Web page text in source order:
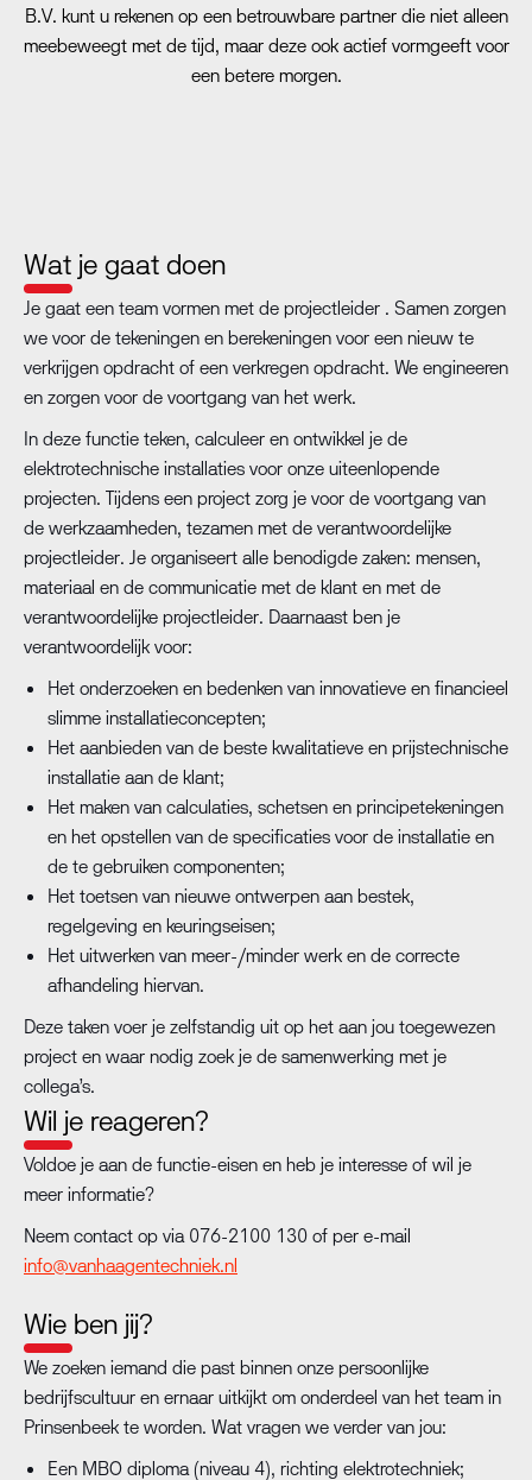
B.V. kunt u rekenen op een betrouwbare partner die niet alleen
meebeweegt met de tijd, maar deze ook actief vormgeeft voor
een betere morgen.
Wat je gaat doen
Je gaat een team vormen met de projectleider . Samen zorgen
we voor de tekeningen en berekeningen voor een nieuw te
verkrijgen opdracht of een verkregen opdracht. We engineeren
en zorgen voor de voortgang van het werk.
In deze functie teken, calculeer en ontwikkel je de
elektrotechnische installaties voor onze uiteenlopende
projecten. Tijdens een project zorg je voor de voortgang van
de werkzaamheden, tezamen met de verantwoordelijke
projectleider. Je organiseert alle benodigde zaken: mensen,
materiaal en de communicatie met de klant en met de
verantwoordelijke projectleider. Daarnaast ben je
verantwoordelijk voor:
Het onderzoeken en bedenken van innovatieve en financieel
slimme installatieconcepten;
Het aanbieden van de beste kwalitatieve en prijstechnische
installatie aan de klant;
Het maken van calculaties, schetsen en principetekeningen
en het opstellen van de specificaties voor de installatie en
de te gebruiken componenten;
Het toetsen van nieuwe ontwerpen aan bestek,
regelgeving en keuringseisen;
Het uitwerken van meer-/minder werk en de correcte
afhandeling hiervan.
Deze taken voer je zelfstandig uit op het aan jou toegewezen
project en waar nodig zoek je de samenwerking met je
collega’s.
Wil je reageren?
Voldoe je aan de functie-eisen en heb je interesse of wil je
meer informatie?
Neem contact op via 076-2100 130 of per e-mail
info@vanhaagentechniek.nl
Wie ben jij?
We zoeken iemand die past binnen onze persoonlijke
bedrijfscultuur en ernaar uitkijkt om onderdeel van het team in
Prinsenbeek te worden. Wat vragen we verder van jou:
Een MBO diploma (niveau 4), richting elektrotechniek;